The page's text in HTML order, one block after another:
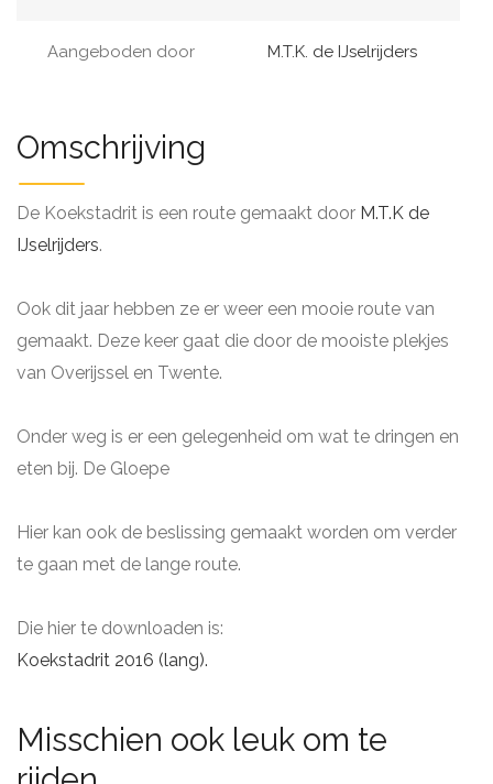
Aangeboden door M.T.K. de IJselrijders
Omschrijving
De Koekstadrit is een route gemaakt door M.T.K de
IJselrijders.
Ook dit jaar hebben ze er weer een mooie route van
gemaakt. Deze keer gaat die door de mooiste plekjes
van Overijssel en Twente.
Onder weg is er een gelegenheid om wat te dringen en
eten bij. De Gloepe
Hier kan ook de beslissing gemaakt worden om verder
te gaan met de lange route.
Die hier te downloaden is:
Koekstadrit 2016 (lang).
Misschien ook leuk om te